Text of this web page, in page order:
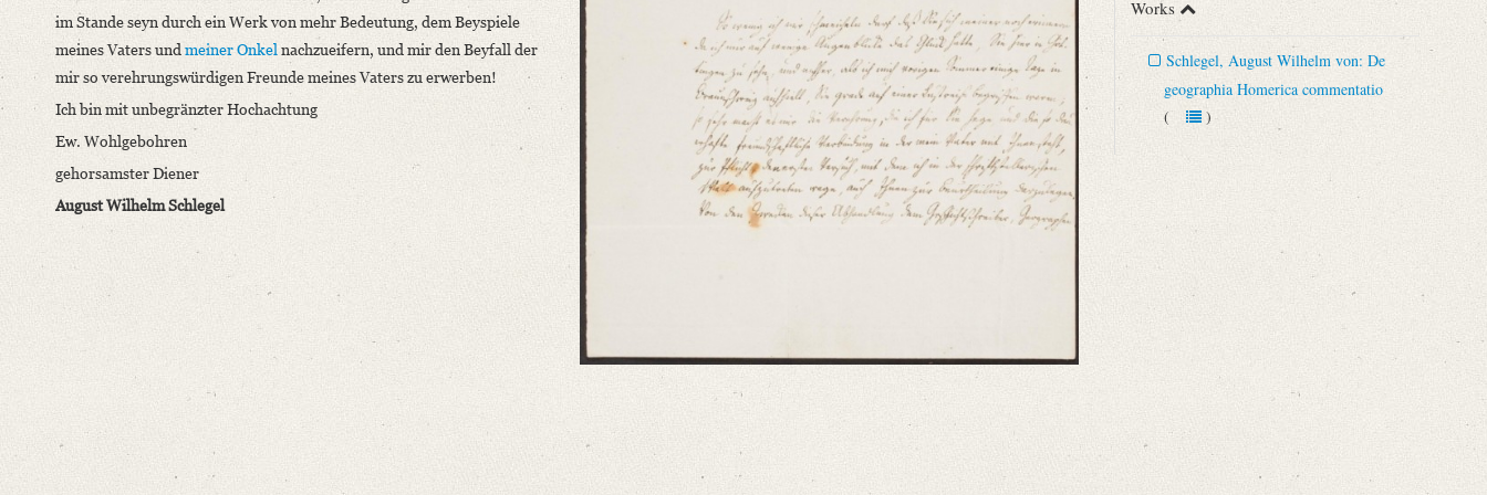
Classification Number: V 1406
Number of Pages: 2 S., hs. m. U.
Language
German
im Stande seyn durch ein Werk von mehr Bedeutung, dem Beyspiele
meines Vaters und meiner Onkel nachzueifern, und mir den Beyfall der
mir so verehrungswürdigen Freunde meines Vaters zu erwerben!
Ich bin mit unbegränzter Hochachtung
Ew. Wohlgebohren
gehorsamster Diener
August Wilhelm Schlegel
Works
Schlegel, August Wilhelm von: De
geographia Homerica commentatio
()